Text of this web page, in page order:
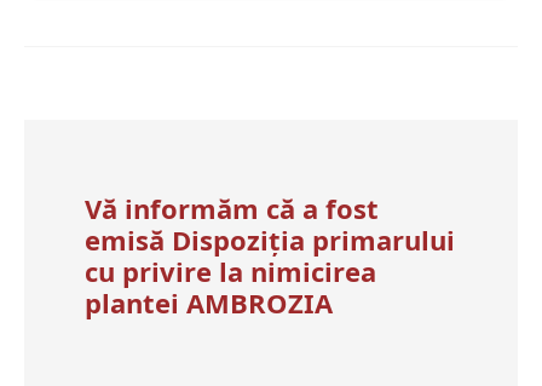
Vă informăm că a fost
emisă Dispoziția primarului
cu privire la nimicirea
plantei AMBROZIA